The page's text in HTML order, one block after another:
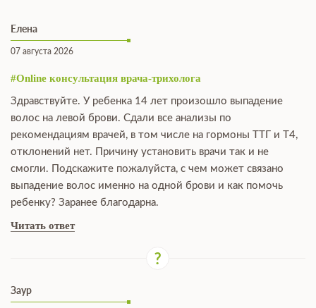
Елена
07 августа 2026
#Online консультация врача-трихолога
Здравствуйте. У ребенка 14 лет произошло выпадение
волос на левой брови. Сдали все анализы по
рекомендациям врачей, в том числе на гормоны ТТГ и Т4,
отклонений нет. Причину установить врачи так и не
смогли. Подскажите пожалуйста, с чем может связано
выпадение волос именно на одной брови и как помочь
ребенку? Заранее благодарна.
Читать ответ
Заур